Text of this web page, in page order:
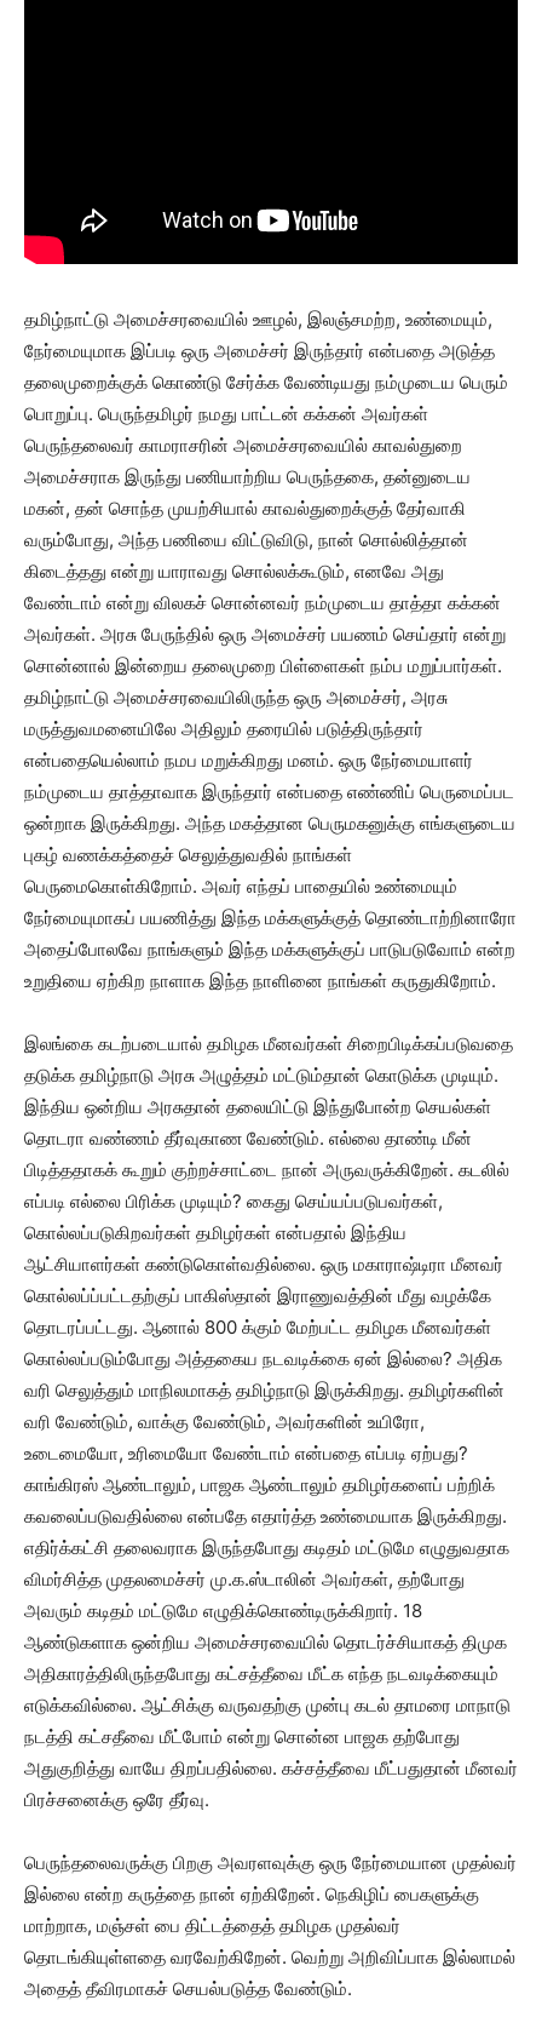
தமிழ்நாட்டு அமைச்சரவையில் ஊழல், இலஞ்சமற்ற, உண்மையும்,
நேர்மையுமாக இப்படி ஒரு அமைச்சர் இருந்தார் என்பதை அடுத்த
தலைமுறைக்குக் கொண்டு சேர்க்க வேண்டியது நம்முடைய பெரும்
பொறுப்பு. பெருந்தமிழர் நமது பாட்டன் கக்கன் அவர்கள்
பெருந்தலைவர் காமராசரின் அமைச்சரவையில் காவல்துறை
அமைச்சராக இருந்து பணியாற்றிய பெருந்தகை, தன்னுடைய
மகன், தன் சொந்த முயற்சியால் காவல்துறைக்குத் தேர்வாகி
வரும்போது, அந்த பணியை விட்டுவிடு, நான் சொல்லித்தான்
கிடைத்தது என்று யாராவது சொல்லக்கூடும், எனவே அது
வேண்டாம் என்று விலகச் சொன்னவர் நம்முடைய தாத்தா கக்கன்
அவர்கள். அரசு பேருந்தில் ஒரு அமைச்சர் பயணம் செய்தார் என்று
சொன்னால் இன்றைய தலைமுறை பிள்ளைகள் நம்ப மறுப்பார்கள்.
தமிழ்நாட்டு அமைச்சரவையிலிருந்த ஒரு அமைச்சர், அரசு
மருத்துவமனையிலே அதிலும் தரையில் படுத்திருந்தார்
என்பதையெல்லாம் நமப மறுக்கிறது மனம். ஒரு நேர்மையாளர்
நம்முடைய தாத்தாவாக இருந்தார் என்பதை எண்ணிப் பெருமைப்பட
ஒன்றாக இருக்கிறது. அந்த மகத்தான பெருமகனுக்கு எங்களுடைய
புகழ் வணக்கத்தைச் செலுத்துவதில் நாங்கள்
பெருமைகொள்கிறோம். அவர் எந்தப் பாதையில் உண்மையும்
நேர்மையுமாகப் பயணித்து இந்த மக்களுக்குத் தொண்டாற்றினாரோ
அதைப்போலவே நாங்களும் இந்த மக்களுக்குப் பாடுபடுவோம் என்ற
உறுதியை ஏற்கிற நாளாக இந்த நாளினை நாங்கள் கருதுகிறோம்.
இலங்கை கடற்படையால் தமிழக மீனவர்கள் சிறைபிடிக்கப்படுவதை
தடுக்க தமிழ்நாடு அரசு அழுத்தம் மட்டும்தான் கொடுக்க முடியும்.
இந்திய ஒன்றிய அரசுதான் தலையிட்டு இந்துபோன்ற செயல்கள்
தொடரா வண்ணம் தீர்வுகாண வேண்டும். எல்லை தாண்டி மீன்
பிடித்ததாகக் கூறும் குற்றச்சாட்டை நான் அருவருக்கிறேன். கடலில்
எப்படி எல்லை பிரிக்க முடியும்? கைது செய்யப்படுபவர்கள்,
கொல்லப்படுகிறவர்கள் தமிழர்கள் என்பதால் இந்திய
ஆட்சியாளர்கள் கண்டுகொள்வதில்லை. ஒரு மகாராஷ்டிரா மீனவர்
கொல்லப்ப்பட்டதற்குப் பாகிஸ்தான் இராணுவத்தின் மீது வழக்கே
தொடரப்பட்டது. ஆனால் 800 க்கும் மேற்பட்ட தமிழக மீனவர்கள்
கொல்லப்படும்போது அத்தகைய நடவடிக்கை ஏன் இல்லை? அதிக
வரி செலுத்தும் மாநிலமாகத் தமிழ்நாடு இருக்கிறது. தமிழர்களின்
வரி வேண்டும், வாக்கு வேண்டும், அவர்களின் உயிரோ,
உடைமையோ, உரிமையோ வேண்டாம் என்பதை எப்படி ஏற்பது?
காங்கிரஸ் ஆண்டாலும், பாஜக ஆண்டாலும் தமிழர்களைப் பற்றிக்
கவலைப்படுவதில்லை என்பதே எதார்த்த உண்மையாக இருக்கிறது.
எதிர்க்கட்சி தலைவராக இருந்தபோது கடிதம் மட்டுமே எழுதுவதாக
விமர்சித்த முதலமைச்சர் மு.க.ஸ்டாலின் அவர்கள், தற்போது
அவரும் கடிதம் மட்டுமே எழுதிக்கொண்டிருக்கிறார். 18
ஆண்டுகளாக ஒன்றிய அமைச்சரவையில் தொடர்ச்சியாகத் திமுக
அதிகாரத்திலிருந்தபோது கட்சத்தீவை மீட்க எந்த நடவடிக்கையும்
எடுக்கவில்லை. ஆட்சிக்கு வருவதற்கு முன்பு கடல் தாமரை மாநாடு
நடத்தி கட்சதீவை மீட்போம் என்று சொன்ன பாஜக தற்போது
அதுகுறித்து வாயே திறப்பதில்லை. கச்சத்தீவை மீட்பதுதான் மீனவர்
பிரச்சனைக்கு ஒரே தீர்வு.
பெருந்தலைவருக்கு பிறகு அவரளவுக்கு ஒரு நேர்மையான முதல்வர்
இல்லை என்ற கருத்தை நான் ஏற்கிறேன். நெகிழிப் பைகளுக்கு
மாற்றாக, மஞ்சள் பை திட்டத்தைத் தமிழக முதல்வர்
தொடங்கியுள்ளதை வரவேற்கிறேன். வெற்று அறிவிப்பாக இல்லாமல்
அதைத் தீவிரமாகச் செயல்படுத்த வேண்டும்.